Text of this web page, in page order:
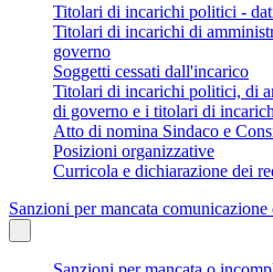
Titolari di incarichi politici -
Titolari di incarichi di
governo
Soggetti cessati dall'incarico
Titolari di incarichi politici, di
di governo e i titolari di
Atto di nomina Sindaco e
Posizioni organizzative
Curricola e dichiarazione dei
Sanzioni per mancata comunicazione